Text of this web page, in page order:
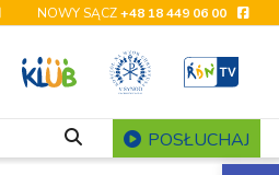
NOWY SĄCZ+48 18 449 06 00
POSŁUCHAJ